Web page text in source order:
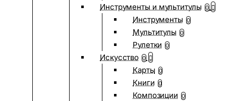
Инструменты и мультитулы 0
Инструменты 0
Мультитулы 0
Рулетки 0
Искусство 0
Карты 0
Книги 0
Композиции 0